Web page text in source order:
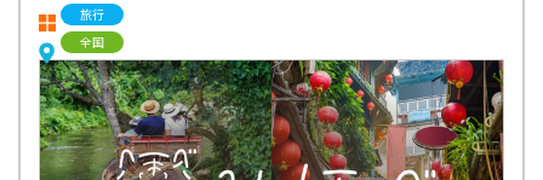
旅行
全国